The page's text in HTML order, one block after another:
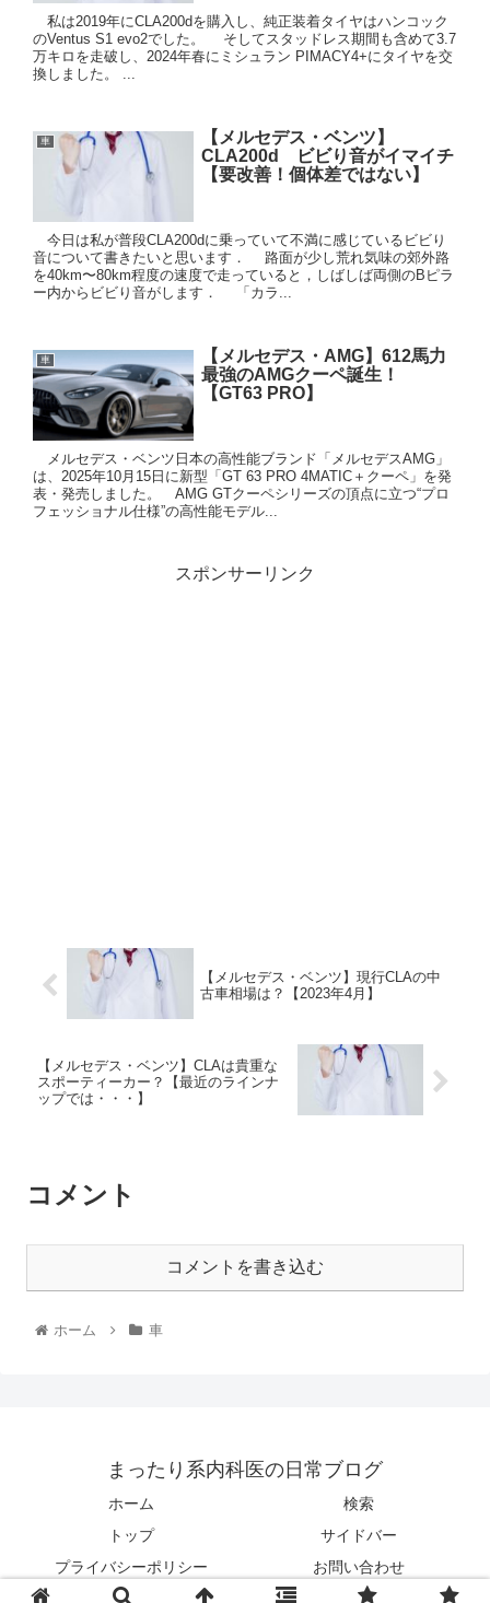
私は2019年にCLA200dを購入し、純正装着タイヤはハンコック
のVentus S1 evo2でした。 そしてスタッドレス期間も含めて3.7
万キロを走破し、2024年春にミシュラン PIMACY4+にタイヤを交
換しました。 ...
車
【メルセデス・ベンツ】
CLA200d ビビり音がイマイチ
【要改善！個体差ではない】
今日は私が普段CLA200dに乗っていて不満に感じているビビり
音について書きたいと思います． 路面が少し荒れ気味の郊外路
を40km〜80km程度の速度で走っていると，しばしば両側のBピラ
ー内からビビり音がします． 「カラ...
車
【メルセデス・AMG】612馬力
最強のAMGクーペ誕生！
【GT63 PRO】
メルセデス・ベンツ日本の高性能ブランド「メルセデスAMG」
は、2025年10月15日に新型「GT 63 PRO 4MATIC＋クーペ」を発
表・発売しました。 AMG GTクーペシリーズの頂点に立つ“プロ
フェッショナル仕様”の高性能モデル...
スポンサーリンク
【メルセデス・ベンツ】現行CLAの中
古車相場は？【2023年4月】
【メルセデス・ベンツ】CLAは貴重な
スポーティーカー？【最近のラインナ
ップでは・・・】
コメント
コメントを書き込む
ホーム 車
まったり系内科医の日常ブログ
ホーム
検索
トップ
サイドバー
プライバシーポリシー
お問い合わせ